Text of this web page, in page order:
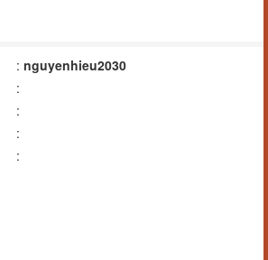
: nguyenhieu2030
:
:
:
: